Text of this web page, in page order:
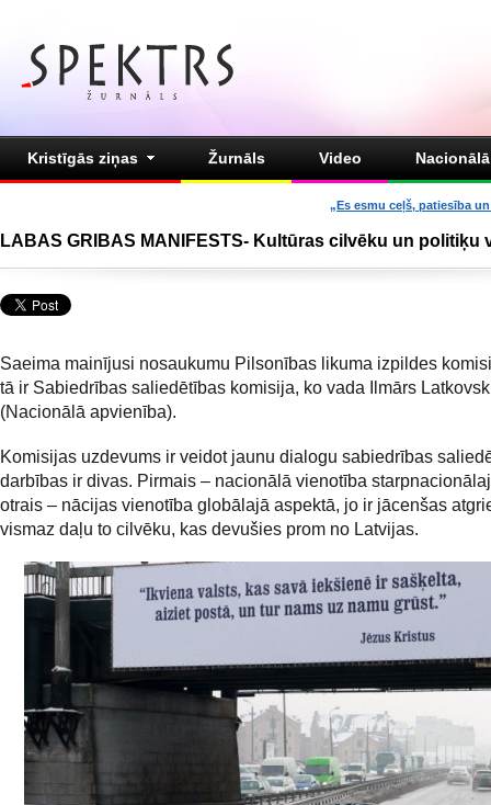
Kristīgās ziņas Žurnāls Video
„Es esmu ceļš, patiesība
LABAS GRIBAS MANIFESTS- Kultūras cilvēku un politiķu
Saeima mainījusi nosaukumu Pilsonības likuma izpildes
tā ir Sabiedrības saliedētības komisija, ko vada Ilmārs
(Nacionālā apvienība).
Komisijas uzdevums ir veidot jaunu dialogu sabiedrības
darbības ir divas. Pirmais – nacionālā vienotība
otrais – nācijas vienotība globālajā aspektā, jo ir jācenšas
vismaz daļu to cilvēku, kas devušies prom no Latvijas.